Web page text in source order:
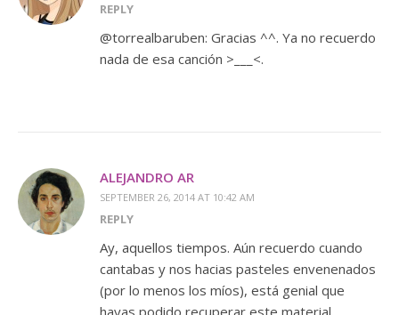
REPLY
@torrealbaruben: Gracias ^^. Ya no recuerdo
nada de esa canción >___<.
ALEJANDRO AR
SEPTEMBER 26, 2014 AT 10:42 AM
REPLY
Ay, aquellos tiempos. Aún recuerdo cuando
cantabas y nos hacias pasteles envenenados
(por lo menos los míos), está genial que
hayas podido recuperar este material.